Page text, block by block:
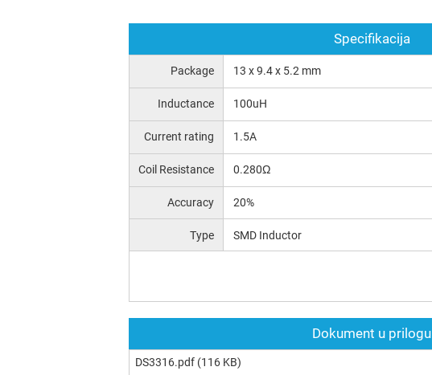
Specifikacija
Package 13 x 9.4 x 5.2 mm
Inductance 100uH
Current rating 1.5A
Coil Resistance 0.280Ω
Accuracy 20%
Type SMD Inductor
Dokument u prilogu
DS3316.pdf (116 KB)